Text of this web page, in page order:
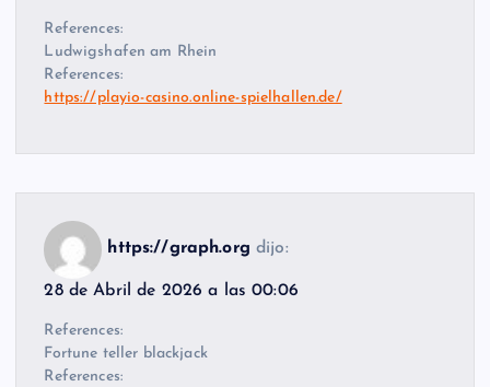
References:
Ludwigshafen am Rhein
References:
https://playio-casino.online-spielhallen.de/
https://graph.org dijo:
28 de Abril de 2026 a las 00:06
References:
Fortune teller blackjack
References: